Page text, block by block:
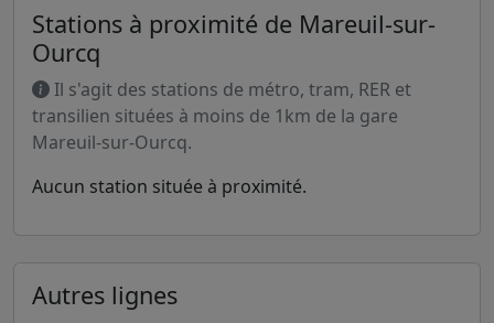
Stations à proximité de Mareuil-sur-
Ourcq
Il s'agit des stations de métro, tram, RER et
transilien situées à moins de 1km de la gare
Mareuil-sur-Ourcq.
Aucun station située à proximité.
Autres lignes